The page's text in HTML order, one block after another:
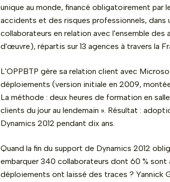
unique au monde, financé obligatoirement par
accidents et des risques professionnels,
collaborateurs en relation avec l'ensemble
d'œuvre), répartis sur 13 agences à travers la
L'OPPBTP gère sa relation client avec
déploiements (version initiale en 2009,
La méthode : deux heures de formation en
clients du jour au lendemain ». Résultat :
Dynamics 2012 pendant dix ans.
Quand la fin du support de Dynamics 2012
embarquer 340 collaborateurs dont 60 %
déploiements ont laissé des traces ? Yannick